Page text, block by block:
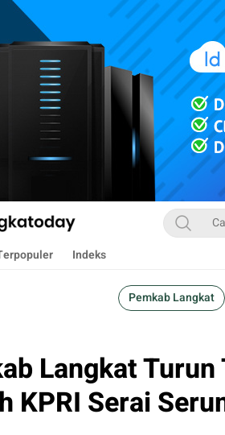
Global
Indeks
Pemkab Langkat
Langkat Turun
KPRI Serai